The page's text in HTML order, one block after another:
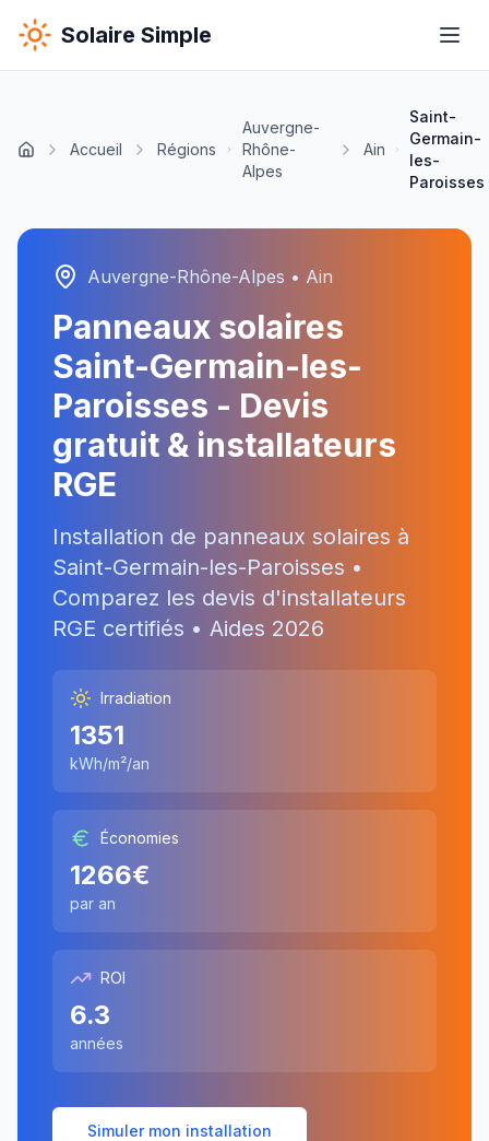
Solaire Simple
Accueil Régions
Auvergne-
Rhône-
Alpes
Ain
Saint-
Germain-
les-
Paroisses
Auvergne-Rhône-Alpes • Ain
Panneaux solaires
Saint-Germain-les-
Paroisses - Devis
gratuit & installateurs
RGE
Installation de panneaux solaires à
Saint-Germain-les-Paroisses •
Comparez les devis d'installateurs
RGE certifiés • Aides 2026
Irradiation
1351
kWh/m²/an
Économies
1266€
par an
ROI
6.3
années
Simuler mon installation